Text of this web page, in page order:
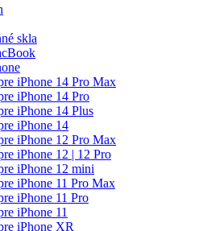
skla
iPhone 14 Pro Max
iPhone 14 Pro
iPhone 14 Plus
iPhone 14
iPhone 12 Pro Max
iPhone 12 | 12 Pro
iPhone 12 mini
iPhone 11 Pro Max
iPhone 11 Pro
iPhone 11
iPhone XR